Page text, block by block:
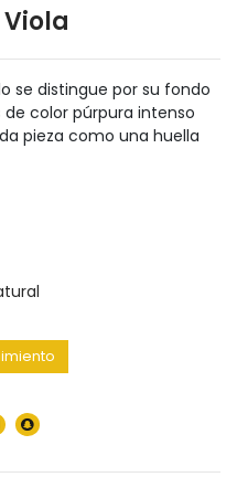
se distingue por su fondo
color púrpura intenso
pieza como una huella